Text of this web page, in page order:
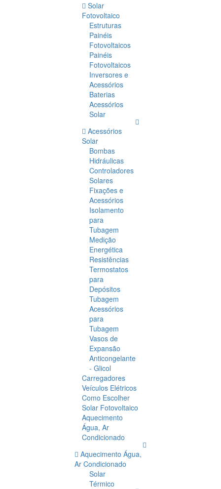
Solar
Fotovoltaico
Estruturas
Painéis
Fotovoltaicos
Painéis
Fotovoltaicos
Inversores e
Acessórios
Baterias
Acessórios
Solar
Acessórios
Solar
Bombas
Hidráulicas
Controladores
Solares
Fixações e
Acessórios
Isolamento
para
Tubagem
Medição
Energética
Resistências
Termostatos
para
Depósitos
Tubagem
Acessórios
para
Tubagem
Vasos de
Expansão
Anticongelante
- Glicol
Carregadores
Veículos Elétricos
Como Escolher
Solar Fotovoltaico
Aquecimento
Água, Ar
Condicionado
Aquecimento Água,
Ar Condicionado
Solar
Térmico